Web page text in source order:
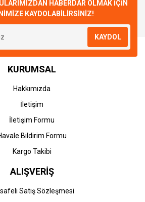
HABERDAR OLMAK İÇİN
KAYDOLABİLİRSİNİZ!
KAYDOL
KURUMSAL
Hakkımızda
İletişim
İletişim Formu
Bildirim Formu
Kargo Takibi
ALIŞVERİŞ
Satış Sözleşmesi